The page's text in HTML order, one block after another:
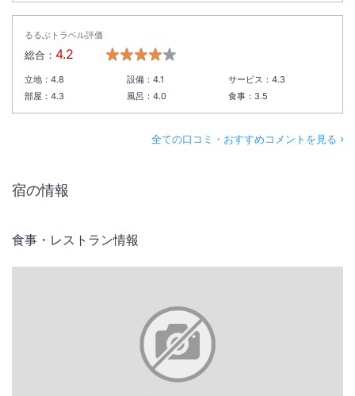
るるぶトラベル評価
総合： 4.2
立地： 4.8 設備： 4.1 サービス：4.3
部屋： 4.3 風呂： 4.0 食事： 3.5
全ての口コミ・おすすめコメントを見る
宿の情報
食事・レストラン情報